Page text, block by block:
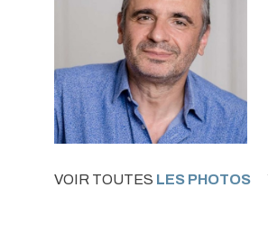
VOIR TOUTES LES PHOTOS